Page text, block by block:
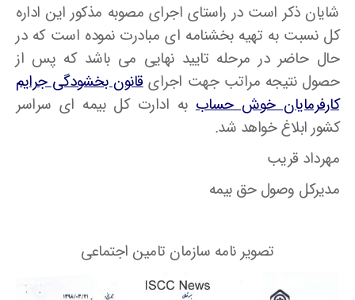
شایان ذکر است در راستای اجرای مصوبه مذکور این اداره
کل نسبت به تهیه بخشنامه ای مبادرت نموده است که در
حال حاضر در مرحله تایید نهایی می باشد که پس از
حصول نتیجه مراتب جهت اجرایقانون بخشودگی جرایم
کارفرمایان خوش حساببه ادارت کل بیمه ای سراسر
کشور ابلاغ خواهد شد.
مهرداد قریب
مدیرکل وصول حق بیمه
تصویر نامه سازمان تامین اجتماعی